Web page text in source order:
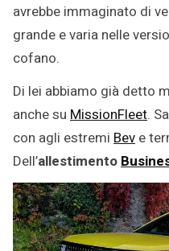
avrebbe immaginato di
grande e varia nelle
cofano.
Di lei abbiamo già detto
anche su MissionFleet.
con agli estremi Bev e
Dell’allestimento